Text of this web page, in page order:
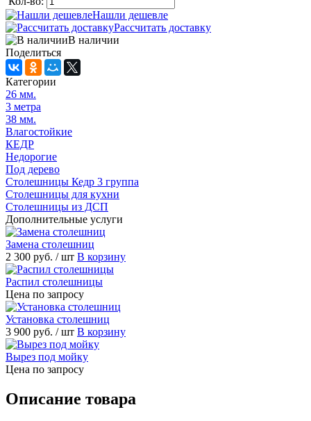
Нашли дешевле
Рассчитать доставку
наличии
Поделиться
Категории
26 мм.
3 метра
38 мм.
лагостойкие
КЕДР
Недорогие
Под дерево
Столешницы Кедр 3 группа
Столешницы для кухни
Столешницы из ДСП
Дополнительные услуги
Замена столешниц
2 300 руб. / шт корзину
Распил столешницы
Цена по запросу
Установка столешниц
3 900 руб. / шт корзину
ырез под мойку
Цена по запросу
Описание товара